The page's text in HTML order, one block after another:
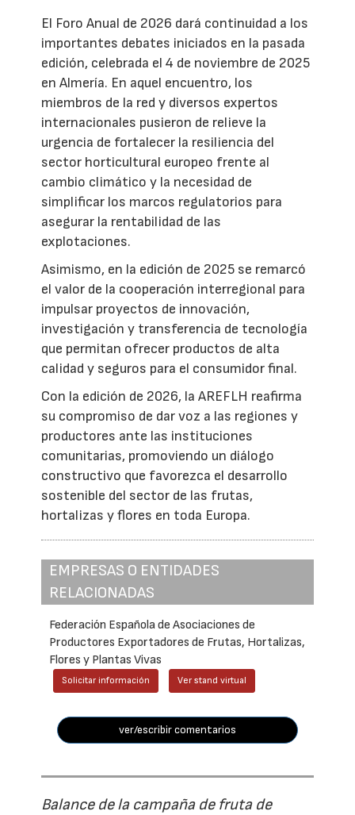
El Foro Anual de 2026 dará continuidad a los
importantes debates iniciados en la pasada
edición, celebrada el 4 de noviembre de 2025
en Almería. En aquel encuentro, los
miembros de la red y diversos expertos
internacionales pusieron de relieve la
urgencia de fortalecer la resiliencia del
sector horticultural europeo frente al
cambio climático y la necesidad de
simplificar los marcos regulatorios para
asegurar la rentabilidad de las
explotaciones.
Asimismo, en la edición de 2025 se remarcó
el valor de la cooperación interregional para
impulsar proyectos de innovación,
investigación y transferencia de tecnología
que permitan ofrecer productos de alta
calidad y seguros para el consumidor final.
Con la edición de 2026, la AREFLH reafirma
su compromiso de dar voz a las regiones y
productores ante las instituciones
comunitarias, promoviendo un diálogo
constructivo que favorezca el desarrollo
sostenible del sector de las frutas,
hortalizas y flores en toda Europa.
EMPRESAS O ENTIDADES
RELACIONADAS
Federación Española de Asociaciones de
Productores Exportadores de Frutas, Hortalizas,
Flores y Plantas Vivas
Solicitar información Ver stand virtual
ver/escribir comentarios
Balance de la campaña de fruta de